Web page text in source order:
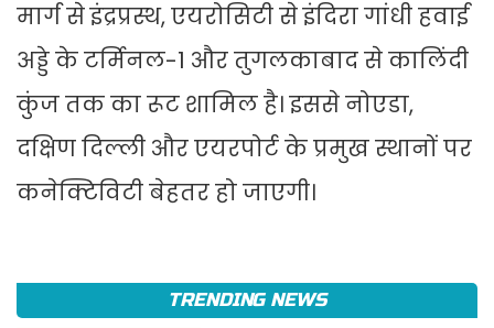
मार्ग से इंद्रप्रस्थ, एयरोसिटी से इंदिरा गांधी हवाई
अड्डे के टर्मिनल-1 और तुगलकाबाद से कालिंदी
कुंज तक का रूट शामिल है। इससे नोएडा,
दक्षिण दिल्ली और एयरपोर्ट के प्रमुख स्थानों पर
कनेक्टिविटी बेहतर हो जाएगी।
TRENDING NEWS